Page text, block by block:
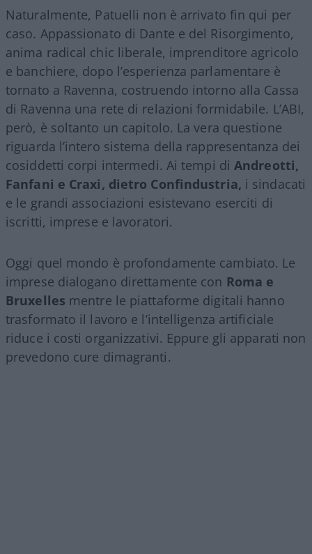
Naturalmente, Patuelli non è arrivato fin qui per
caso. Appassionato di Dante e del Risorgimento,
anima radical chic liberale, imprenditore agricolo
e banchiere, dopo l’esperienza parlamentare è
tornato a Ravenna, costruendo intorno alla Cassa
di Ravenna una rete di relazioni formidabile. L’ABI,
però, è soltanto un capitolo. La vera questione
riguarda l’intero sistema della rappresentanza dei
cosiddetti corpi intermedi. Ai tempi diAndreotti,
Fanfani e Craxi, dietro Confindustria, i sindacati
e le grandi associazioni esistevano eserciti di
iscritti, imprese e lavoratori.
Oggi quel mondo è profondamente cambiato. Le
imprese dialogano direttamente con Roma e
Bruxelles mentre le piattaforme digitali hanno
trasformato il lavoro e l’intelligenza artificiale
riduce i costi organizzativi. Eppure gli apparati non
prevedono cure dimagranti.